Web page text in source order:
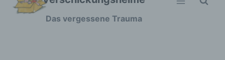
Zum
Das vergessene Trauma